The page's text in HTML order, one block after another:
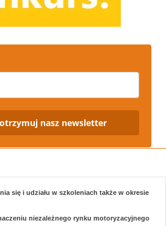
nasz newsletter
się i udziału w szkoleniach także w okresie
niezależnego rynku motoryzacyjnego